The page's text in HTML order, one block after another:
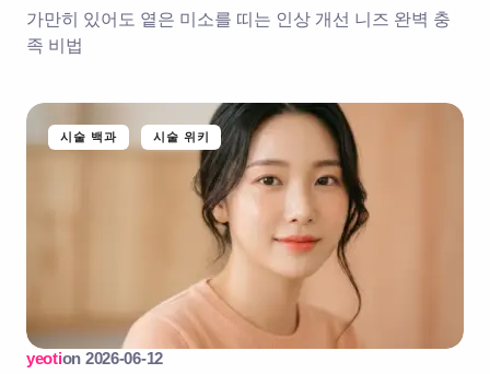
가만히 있어도 옅은 미소를 띠는 인상 개선 니즈 완벽 충
족 비법
시술 백과 시술 위키
yeotion 2026-06-12